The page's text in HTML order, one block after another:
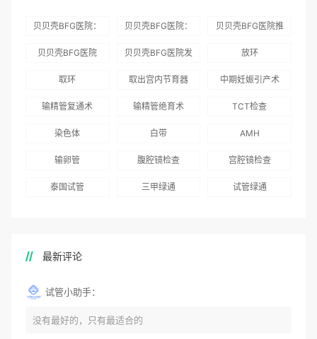
贝贝壳BFG医院：
务
贝贝壳BFG医院：
术”和“法律支持”
贝贝壳BFG医院推
贝贝壳BFG医院
贝贝壳BFG医院发
国版）》
放环
取环 取出宫内节育器 中期妊娠引产术
输精管复通术 输精管绝育术 TCT检查
染色体 白带 AMH
输卵管 腹腔镜检查 宫腔镜检查
泰国试管 三甲绿通 试管绿通
最新评论
试管小助手：
没有最好的，只有最适合的